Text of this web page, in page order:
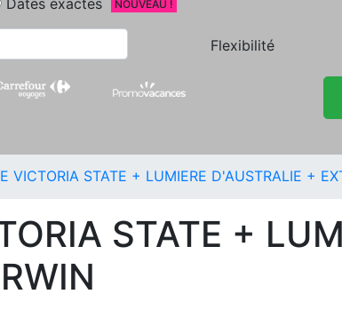
Dates exactes NOUVEAU !
Flexibilité
VICTORIA STATE + LUMIERE D'AUSTRALIE +
STATE +